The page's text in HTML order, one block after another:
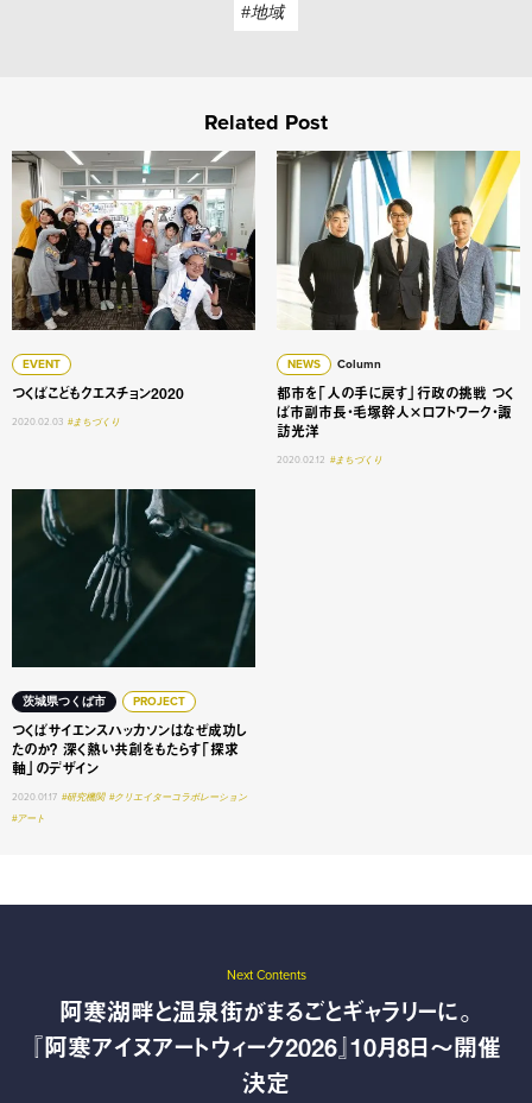
#地域
Related Post
EVENT
つくばこどもクエスチョン2020
2020.02.03 #まちづくり
つくばこどもクエスチョン2020
NEWS Column
都市を「人の手に戻す」行政の挑戦 つく
ば市副市長・毛塚幹人×ロフトワーク・諏
訪光洋
2020.02.12 #まちづくり
都市を「人の手に戻す」行
茨城県つくば市 PROJECT
つくばサイエンスハッカソンはなぜ成功し
たのか？ 深く熱い共創をもたらす「探求
軸」のデザイン
2020.01.17 #研究機関 #クリエイターコラボレーション
#アート
つくばサイエンスハッカソンはなぜ成功したのか？ 深く熱
Next Contents
阿寒湖畔と温泉街がまるごとギャラリーに。
『阿寒アイヌアートウィーク2026』10月8日〜開催
決定